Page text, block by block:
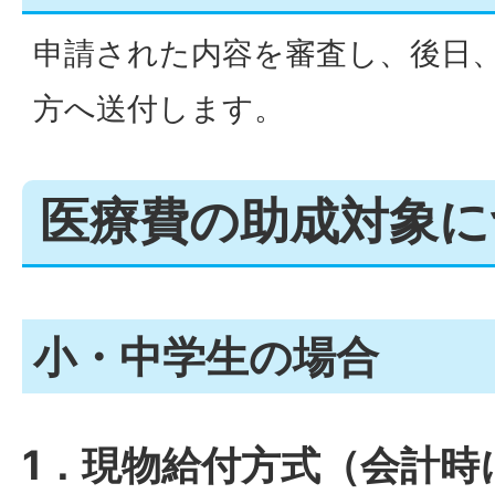
申請された内容を審査し、後日
方へ送付します。
医療費の助成対象
小・中学生の場合
1．現物給付方式（会計